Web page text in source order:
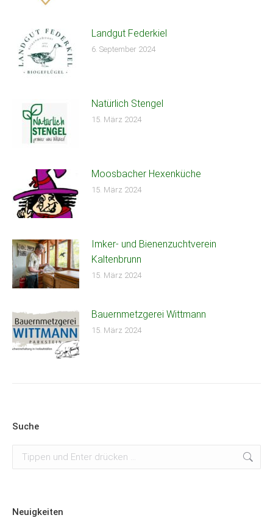
Landgut Federkiel
6. September 2024
Natürlich Stengel
15. März 2024
Moosbacher Hexenküche
15. März 2024
Imker- und Bienenzuchtverein
Kaltenbrunn
15. März 2024
Bauernmetzgerei Wittmann
15. März 2024
Suche
Neuigkeiten